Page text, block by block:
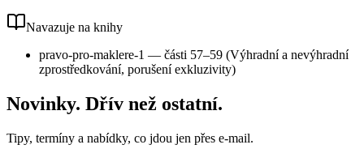
Navazuje na knihy
pravo-pro-maklere-1 — části 57–59 (Výhradní a nevýhradní
zprostředkování, porušení exkluzivity)
Novinky. Dřív než ostatní.
Tipy, termíny a nabídky, co jdou jen přes e-mail.